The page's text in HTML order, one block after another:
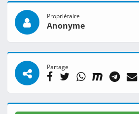
Propriétaire
Anonyme
Partage